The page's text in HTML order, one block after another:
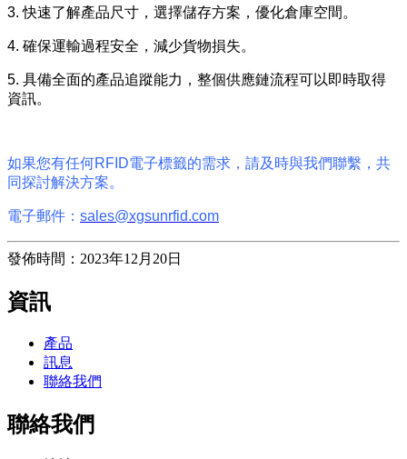
3. 快速了解產品尺寸，選擇儲存方案，優化倉庫空間。
4. 確保運輸過程安全，減少貨物損失。
5. 具備全面的產品追蹤能力，整個供應鏈流程可以即時取得
資訊。
如果您有任何RFID電子標籤的需求，請及時與我們聯繫，共
同探討解決方案。
電子郵件： sales@xgsunrfid.com
發佈時間：2023年12月20日
資訊
產品
訊息
聯絡我們
聯絡我們